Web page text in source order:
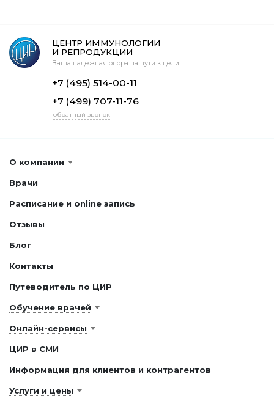
ЦЕНТР ИММУНОЛОГИИ
И РЕПРОДУКЦИИ
Ваша надежная опора на пути к цели
+7 (495) 514-00-11
+7 (499) 707-11-76
обратный звонок
О компании
Врачи
Расписание и online запись
Отзывы
Блог
Контакты
Путеводитель по ЦИР
Обучение врачей
Онлайн-сервисы
ЦИР в СМИ
Информация для клиентов и контрагентов
Услуги и цены